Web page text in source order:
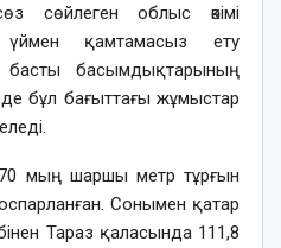
сөйлеген облыс әкімі
үймен қамтамасыз ету
басты басымдықтарының
бұл бағыттағы жұмыстар
мың шаршы метр тұрғын
Сонымен қатар
Тараз қаласында 111,8